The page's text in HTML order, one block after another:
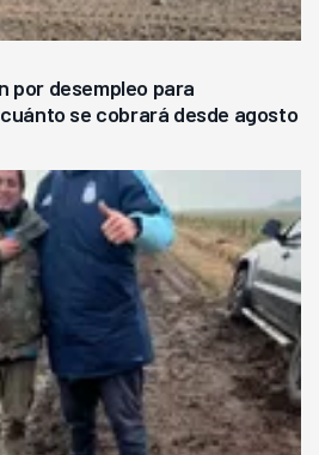
por desempleo para
se cobrará desde agosto